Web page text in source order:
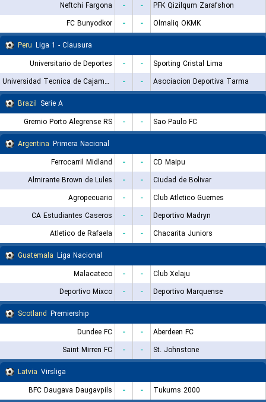
Neftchi Fargona - -
PFK Qizilqum Zarafshon
FC Bunyodkor
- -
Olmaliq OKMK
Peru Liga 1 - Clausura
Universitario de Deportes
- -
Sporting Cristal Lima
Universidad Tecnica de Cajamarca
- -
Asociacion Deportiva Tarma
Brazil Serie A
Gremio Porto Alegrense RS
- -
Sao Paulo FC
Argentina Primera Nacional
Ferrocarril Midland
- -
CD Maipu
Almirante Brown de Lules
- -
Ciudad de Bolivar
Agropecuario
- -
Club Atletico Guemes
CA Estudiantes Caseros
- -
Deportivo Madryn
Atletico de Rafaela
- -
Chacarita Juniors
Guatemala Liga Nacional
Malacateco
- -
Club Xelaju
Deportivo Mixco
- -
Deportivo Marquense
Scotland Premiership
Dundee FC
- -
Aberdeen FC
Saint Mirren FC
- -
St. Johnstone
Latvia Virsliga
BFC Daugava Daugavpils
- -
Tukums 2000